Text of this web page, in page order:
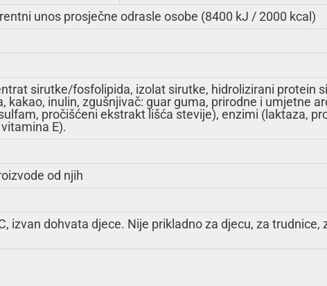
unos prosječne odrasle osobe (8400 kJ / 2000 kcal)
sirutke/fosfolipida, izolat sirutke, hidrolizirani protein
kakao, inulin, zgušnjivač: guar guma, prirodne i umjetne
pročišćeni ekstrakt lišća stevije), enzimi (laktaza,
E).
od njih
izvan dohvata djece. Nije prikladno za djecu, za